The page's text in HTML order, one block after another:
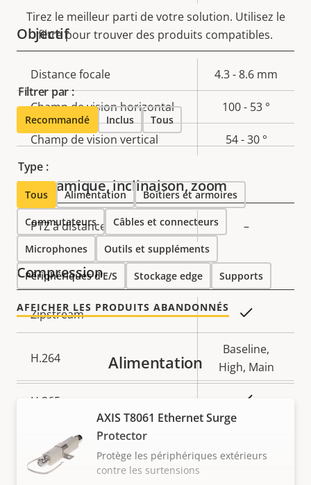
Objectif
Description
de la
propriété
la
propriété
Distance focale 4.3 - 8.6 mm
Champ de vision horizontal 100 - 53 °
Champ de vision vertical 54 - 30 °
Panoramique, inclinaison, zoom
Description
de la
propriété
Valeur de
la
propriété
PTZ à distance –
Compression
Description
de la
Valeur de
la
Zipstream
H.264
Baseline,
High, Main
H.265
Audio
Tirez le meilleur parti de votre solution. Utilisez le
filtre pour trouver des produits compatibles.
Filtrer par :
Recommandé Inclus Tous
Type :
Tous Alimentation Boîtiers et armoires
Commutateurs Câbles et connecteurs
Microphones Outils et suppléments
Périphériques d'E/S Stockage edge Supports
AFFICHER LES PRODUITS ABANDONNÉS
Alimentation
AXIS T8061 Ethernet Surge
Protector
Protège les périphériques extérieurs
contre les surtensions